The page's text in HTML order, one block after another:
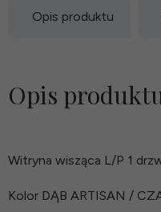
Opis produktu
Opis
Witryna wisząca L/P 1
Kolor DĄB ARTISAN /